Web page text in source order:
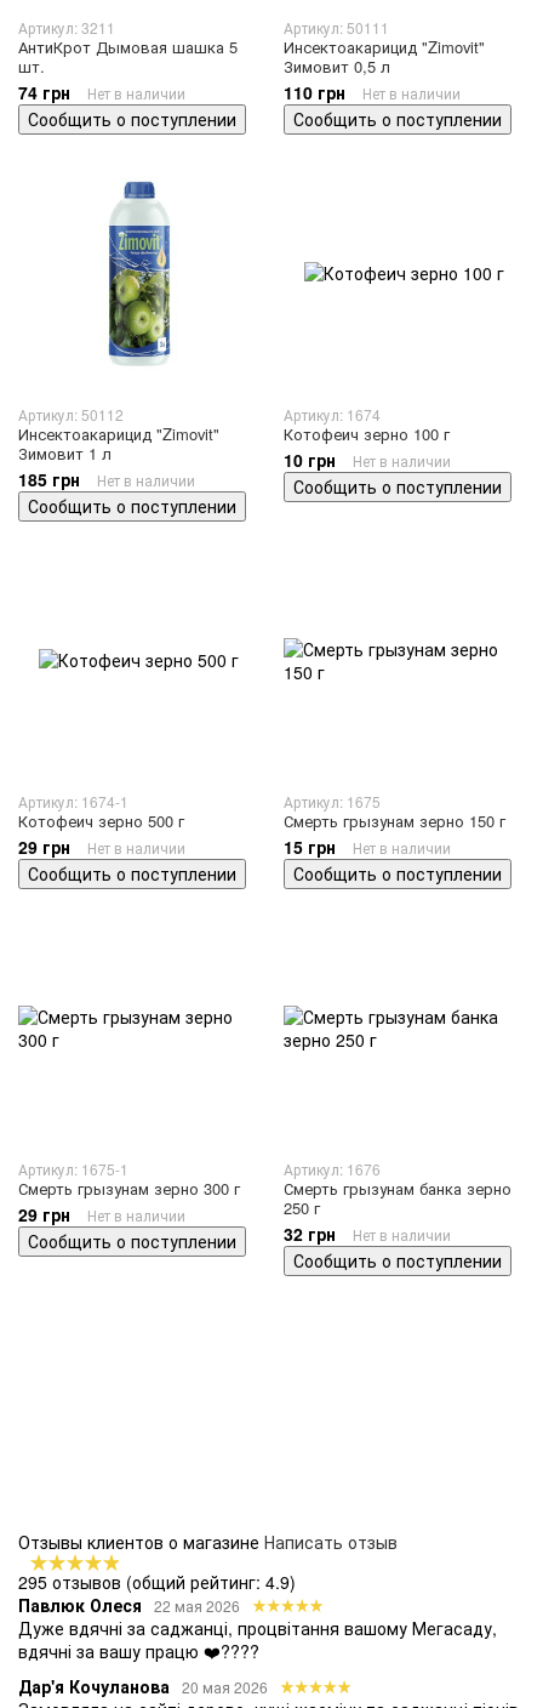
Артикул: 3211
АнтиКрот Дымовая шашка 5
шт.
74 грн Нет в наличии
Сообщить о поступлении
Артикул: 50111
Инсектоакарицид "Zimovit"
Зимовит 0,5 л
110 грн Нет в наличии
Сообщить о поступлении
Артикул: 50112
Инсектоакарицид "Zimovit"
Зимовит 1 л
185 грн Нет в наличии
Сообщить о поступлении
Артикул: 1674
Котофеич зерно 100 г
10 грн Нет в наличии
Сообщить о поступлении
Артикул: 1674-1
Котофеич зерно 500 г
29 грн Нет в наличии
Сообщить о поступлении
Артикул: 1675
Смерть грызунам зерно 150 г
15 грн Нет в наличии
Сообщить о поступлении
Артикул: 1675-1
Смерть грызунам зерно 300 г
29 грн Нет в наличии
Сообщить о поступлении
Артикул: 1676
Смерть грызунам банка зерно
250 г
32 грн Нет в наличии
Сообщить о поступлении
Отзывы клиентов о магазине Написать отзыв
295 отзывов (общий рейтинг: 4.9)
Павлюк Олеся
22 мая 2026
Дуже вдячні за саджанці, процвітання вашому Мегасаду,
вдячні за вашу працю ❤️????
Дар'я Кочуланова
20 мая 2026